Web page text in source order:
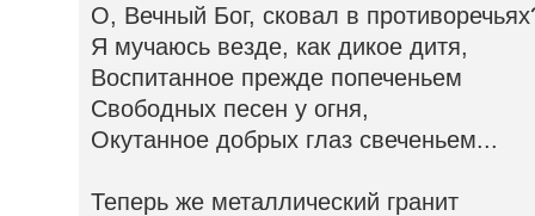
О, Вечный Бог, сковал в
Я мучаюсь везде, как дикое дитя,
Воспитанное прежде попеченьем
Свободных песен у огня,
Окутанное добрых глаз свеченьем...
Теперь же металлический гранит